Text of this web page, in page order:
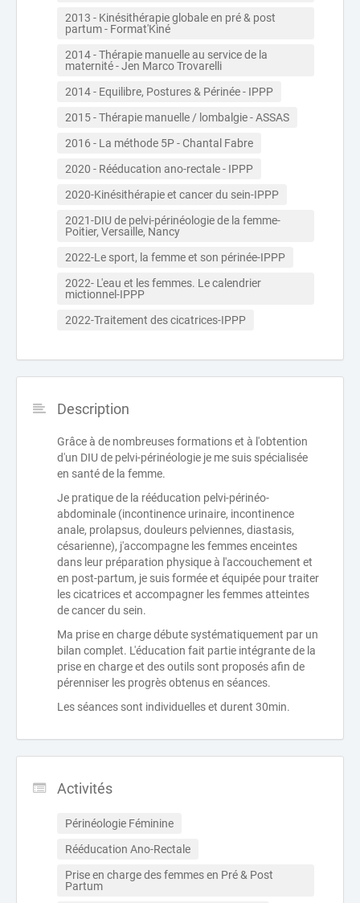
2013 - Kinésithérapie globale en pré & post
partum - Format'Kiné
2014 - Thérapie manuelle au service de la
maternité - Jen Marco Trovarelli
2014 - Equilibre, Postures & Périnée - IPPP
2015 - Thérapie manuelle / lombalgie - ASSAS
2016 - La méthode 5P - Chantal Fabre
2020 - Rééducation ano-rectale - IPPP
2020-Kinésithérapie et cancer du sein-IPPP
2021-DIU de pelvi-périnéologie de la femme-
Poitier, Versaille, Nancy
2022-Le sport, la femme et son périnée-IPPP
2022- L'eau et les femmes. Le calendrier
mictionnel-IPPP
2022-Traitement des cicatrices-IPPP
Description
Grâce à de nombreuses formations et à l'obtention
d'un DIU de pelvi-périnéologie je me suis spécialisée
en santé de la femme.
Je pratique de la rééducation pelvi-périnéo-
abdominale (incontinence urinaire, incontinence
anale, prolapsus, douleurs pelviennes, diastasis,
césarienne), j'accompagne les femmes enceintes
dans leur préparation physique à l'accouchement et
en post-partum, je suis formée et équipée pour traiter
les cicatrices et accompagner les femmes atteintes
de cancer du sein.
Ma prise en charge débute systématiquement par un
bilan complet. L'éducation fait partie intégrante de la
prise en charge et des outils sont proposés afin de
pérenniser les progrès obtenus en séances.
Les séances sont individuelles et durent 30min.
Activités
Périnéologie Féminine
Rééducation Ano-Rectale
Prise en charge des femmes en Pré & Post
Partum